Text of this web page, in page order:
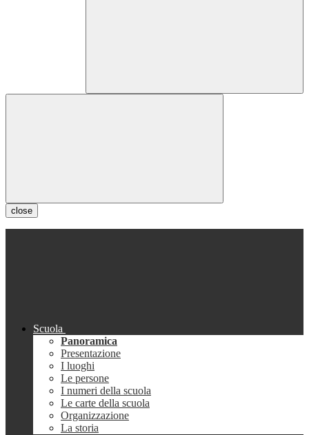
close
Scuola
Panoramica
Presentazione
I luoghi
Le persone
I numeri della scuola
Le carte della scuola
Organizzazione
La storia